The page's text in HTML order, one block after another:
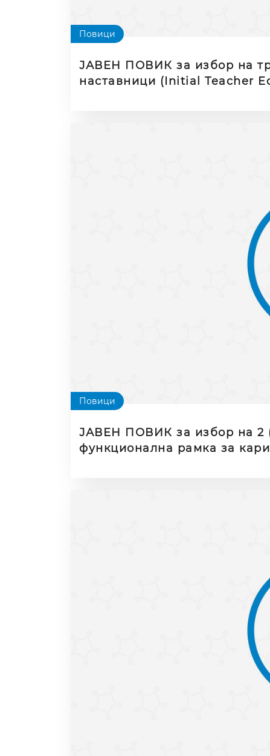
Повици
ЈАВЕН ПОВИК за избор на
наставници (Initial Teacher
Повици
ЈАВЕН ПОВИК за избор на 2
функционална рамка за